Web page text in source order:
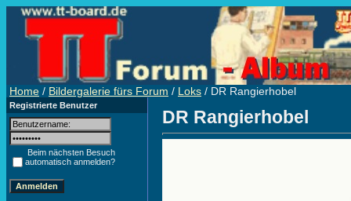
Home / Bildergalerie fürs Forum / Loks / DR Rangierhobel
Registrierte Benutzer
Beim nächsten Besuch
automatisch anmelden?
DR Rangierhobel